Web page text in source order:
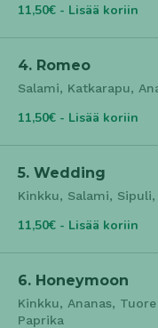
11,50€ - Lisää koriin
4. Romeo
Salami, Katkarapu,
11,50€ - Lisää koriin
5. Wedding
Kinkku, Salami,
11,50€ - Lisää koriin
6. Honeymoon
Kinkku, Ananas,
Paprika